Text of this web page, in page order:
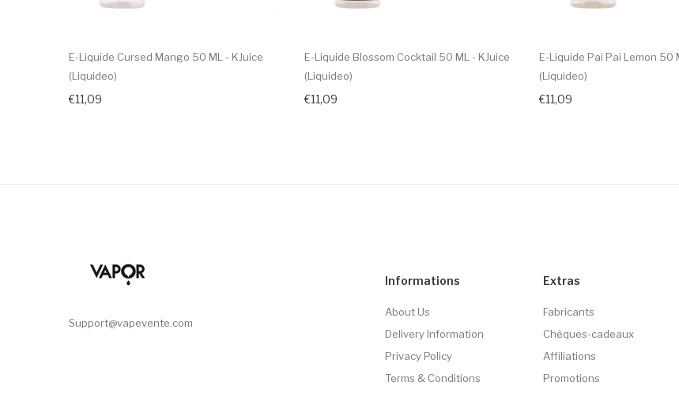
E-Liquide Cursed Mango 50 ML - KJuice
(Liquideo)
€11,09
E-Liquide Blossom Cocktail 50 ML - KJuice
(Liquideo)
€11,09
E-Liquide Pai Pai Lemon 50
(Liquideo)
€11,09
Support@vapevente.com
Informations
About Us
Delivery Information
Privacy Policy
Terms & Conditions
Extras
Fabricants
Chèques-cadeaux
Affiliations
Promotions